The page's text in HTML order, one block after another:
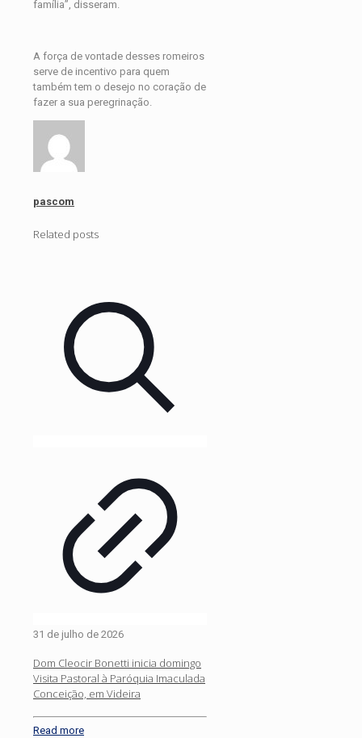
família”, disseram.
A força de vontade desses romeiros
serve de incentivo para quem
também tem o desejo no coração de
fazer a sua peregrinação.
pascom
Related posts
31 de julho de 2026
Dom Cleocir Bonetti inicia domingo
Visita Pastoral à Paróquia Imaculada
Conceição, em Videira
Read more